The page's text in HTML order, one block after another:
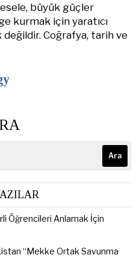
büyük güçler
kurmak için yaratıcı
Coğrafya, tarih ve
Ara
Öğrencileri Anlamak İçin
“Mekke Ortak Savunma